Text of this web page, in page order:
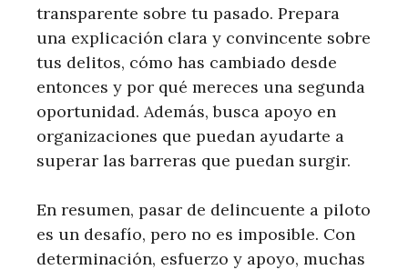
transparente sobre tu pasado. Prepara
una explicación clara y convincente sobre
tus delitos, cómo has cambiado desde
entonces y por qué mereces una segunda
oportunidad. Además, busca apoyo en
organizaciones que puedan ayudarte a
superar las barreras que puedan surgir.
En resumen, pasar de delincuente a piloto
es un desafío, pero no es imposible. Con
determinación, esfuerzo y apoyo, muchas